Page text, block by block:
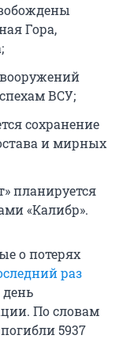
Гора,
ВСУ;
сохранение
и мирных
планируется
«Калибр».
о потерях
раз
день
По словам
5937